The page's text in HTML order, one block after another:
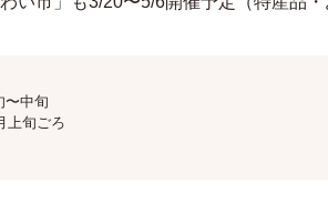
〜中旬
上旬ごろ